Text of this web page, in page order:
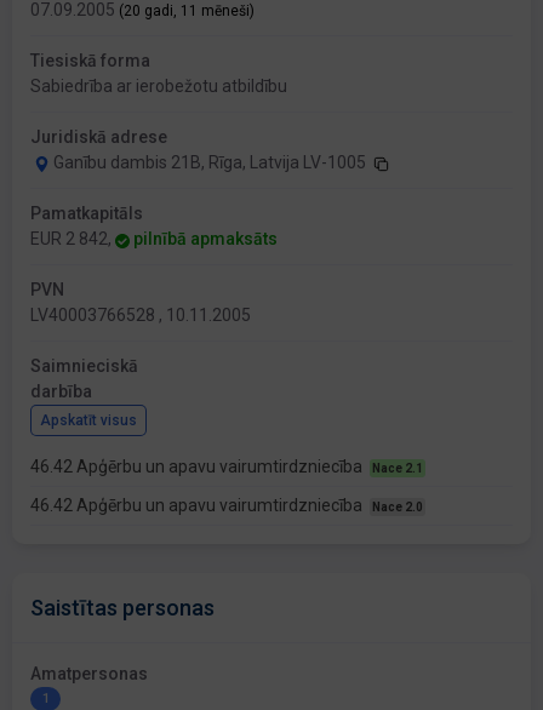
07.09.2005 (20 gadi, 11 mēneši)
Tiesiskā forma
Sabiedrība ar ierobežotu atbildību
Juridiskā adrese
Ganību dambis 21B, Rīga, Latvija LV-1005
Pamatkapitāls
EUR 2 842,
pilnībā apmaksāts
PVN
LV40003766528 , 10.11.2005
Saimnieciskā
darbība
Apskatīt visus
46.42 Apģērbu un apavu vairumtirdzniecība Nace 2.1
46.42 Apģērbu un apavu vairumtirdzniecība Nace 2.0
Saistītas personas
Amatpersonas
1